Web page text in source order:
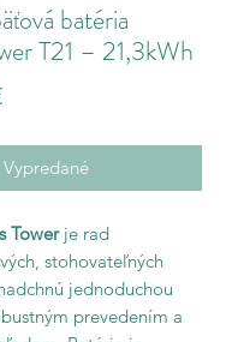
batéria
T21 – 21,3kWh
Price
Vypredané
Towerje rad
stohovateľných
jednoduchou
prevedením a